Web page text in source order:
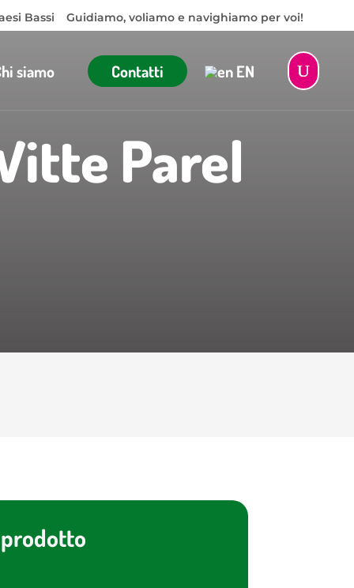
Bassi Guidiamo, voliamo e navighiamo per voi!
siamo Contatti EN
Parel